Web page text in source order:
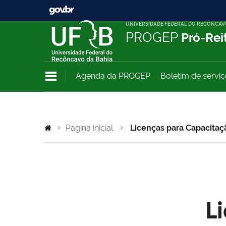
UNIVERSIDADE FEDERAL DO
PROGEP Pró-
Agenda da PROGEP Boletim de
Página inicial Licenças para